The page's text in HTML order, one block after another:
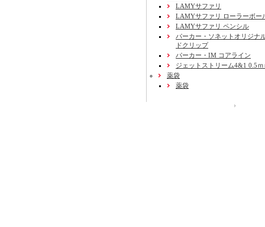
LAMYサファリ
LAMYサファリ ローラーボー
LAMYサファリ ペンシル
パーカー・ソネットオリジナ
ドクリップ
パーカー・IM コアライン
ジェットストリーム4&1 0.5ｍ
薬袋
薬袋